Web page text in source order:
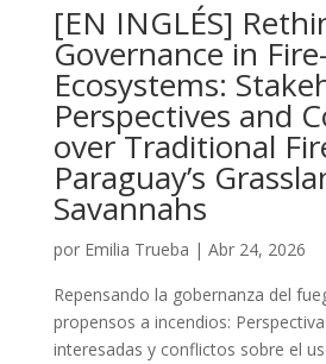
[EN INGLÉS]
Governance in
Ecosystems:
Perspectives and
over Traditional
Paraguay’s
Savannahs
por Emilia Trueba | Abr 24, 2026
Repensando la gobernanza del
propensos a incendios:
interesadas y conflictos sobre el